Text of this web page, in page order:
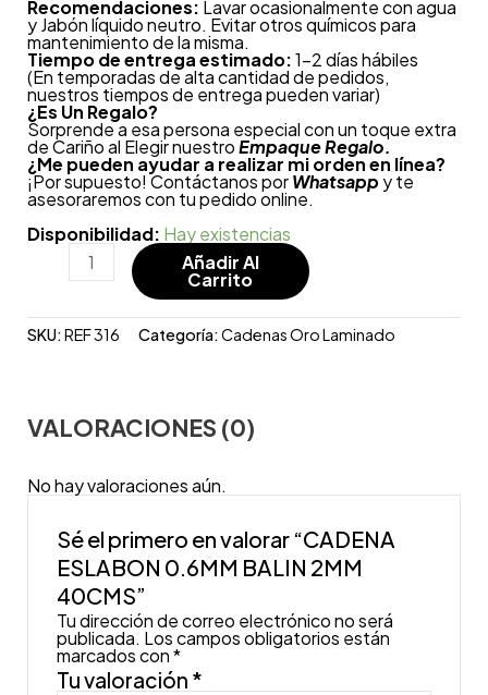
Recomendaciones: Lavar ocasionalmente con agua
y Jabón líquido neutro. Evitar otros químicos para
mantenimiento de la misma.
Tiempo de entrega estimado:1-2 días hábiles
(En temporadas de alta cantidad de pedidos,
nuestros tiempos de entrega pueden variar)
¿Es Un Regalo?
Sorprende a esa persona especial con un toque extra
de Cariño al Elegir nuestroEmpaque Regalo.
¿Me pueden ayudar a realizar mi orden en línea?
¡Por supuesto! Contáctanos porWhatsapp y te
asesoraremos con tu pedido online.
Disponibilidad: Hay existencias
Añadir Al
Carrito
SKU:REF 316 Categoría:Cadenas Oro Laminado
VALORACIONES (0)
No hay valoraciones aún.
Sé el primero en valorar “CADENA
ESLABON 0.6MM BALIN 2MM
40CMS”
Tu dirección de correo electrónico no será
publicada. Los campos obligatorios están
marcados con*
Tu valoración *